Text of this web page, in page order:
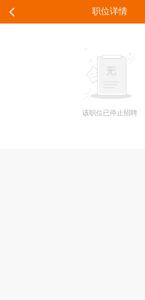
职位详情
该职位已停止招聘